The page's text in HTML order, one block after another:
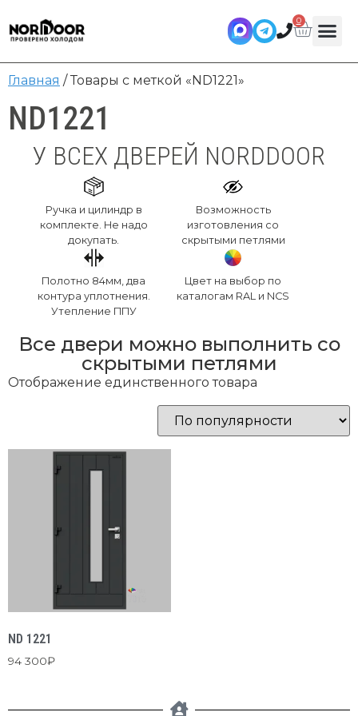
0
Главная / Товары с меткой «ND1221»
ND1221
У ВСЕХ ДВЕРЕЙ NORDDOOR
Ручка и цилиндр в
комплекте. Не надо
докупать.
Возможность
изготовления со
скрытыми петлями
Полотно 84мм, два
контура уплотнения.
Утепление ППУ
Цвет на выбор по
каталогам RAL и NCS
Все двери можно выполнить со
скрытыми петлями
Отображение единственного товара
ND 1221
94 300₽